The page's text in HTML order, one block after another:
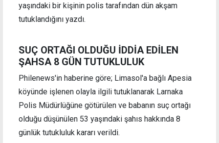
yaşındaki bir kişinin polis tarafından dün akşam
tutuklandığını yazdı.
SUÇ ORTAĞI OLDUĞU İDDİA EDİLEN
ŞAHSA 8 GÜN TUTUKLULUK
Philenews'in haberine göre; Limasol'a bağlı Apesia
köyünde işlenen olayla ilgili tutuklanarak Larnaka
Polis Müdürlüğüne götürülen ve babanın suç ortağı
olduğu düşünülen 53 yaşındaki şahıs hakkında 8
günlük tutukluluk kararı verildi.